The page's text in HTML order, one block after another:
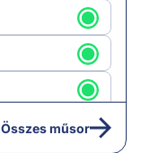
Összes műsor